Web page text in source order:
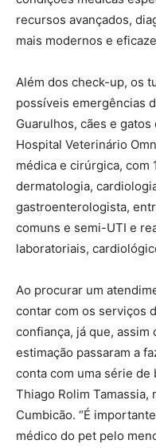
recursos avançados,
mais modernos e
Além dos check-up, os
possíveis emergências
Guarulhos, cães e
Hospital Veterinário
médica e cirúrgica, com
dermatologia,
gastroenterologista,
comuns e semi-UTI e
laboratoriais,
Ao procurar um
contar com os serviços
confiança, já que, assim
estimação passaram a
conta com uma série
Thiago Rolim
Cumbicão. “É
médico do pet pelo